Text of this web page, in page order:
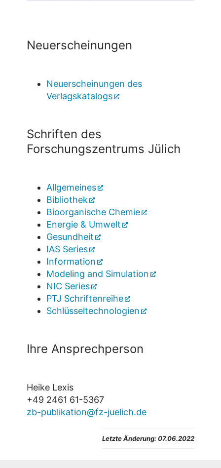
Neuerscheinungen
Neuerscheinungen des
Verlagskatalogs
Schriften des
Forschungszentrums Jülich
Allgemeines
Bibliothek
Bioorganische Chemie
Energie & Umwelt
Gesundheit
IAS Series
Information
Modeling and Simulation
NIC Series
PTJ Schriftenreihe
Schlüsseltechnologien
Ihre Ansprechperson
Heike Lexis
+49 2461 61-5367
zb-publikation@fz-juelich.de
Letzte Änderung: 07.06.2022